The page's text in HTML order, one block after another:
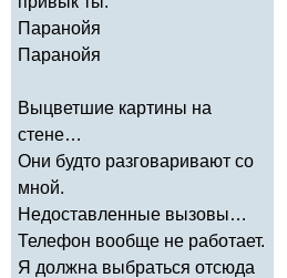
Паранойя
Паранойя
Выцветшие картины на
стене…
Они будто разговаривают со
мной.
Недоставленные вызовы…
Телефон вообще не работает.
Я должна выбраться отсюда